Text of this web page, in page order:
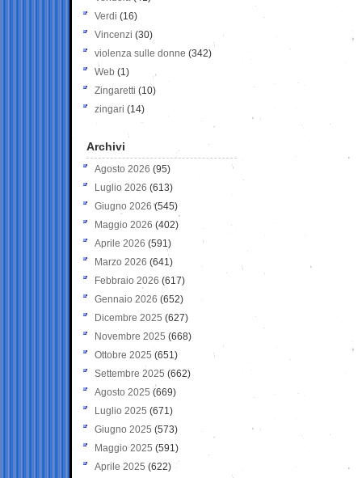
Verdi (16)
Vincenzi (30)
violenza sulle donne (342)
Web (1)
Zingaretti (10)
zingari (14)
Archivi
Agosto 2026 (95)
Luglio 2026 (613)
Giugno 2026 (545)
Maggio 2026 (402)
Aprile 2026 (591)
Marzo 2026 (641)
Febbraio 2026 (617)
Gennaio 2026 (652)
Dicembre 2025 (627)
Novembre 2025 (668)
Ottobre 2025 (651)
Settembre 2025 (662)
Agosto 2025 (669)
Luglio 2025 (671)
Giugno 2025 (573)
Maggio 2025 (591)
Aprile 2025 (622)